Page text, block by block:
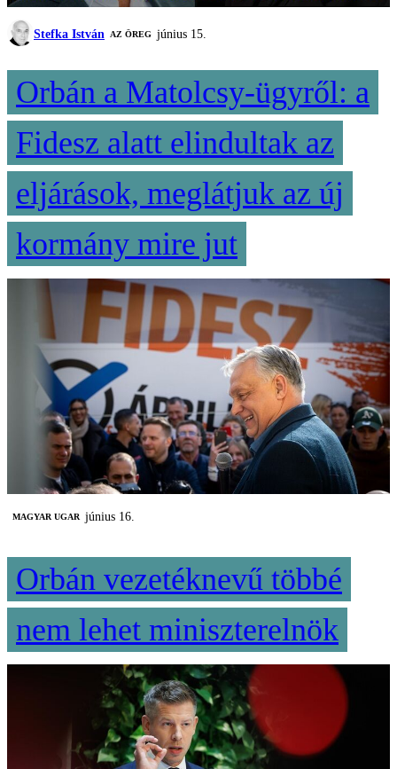
Stefka István AZ ÖREG június 15.
Orbán a Matolcsy-ügyről: a
Fidesz alatt elindultak az
eljárások, meglátjuk az új
kormány mire jut
MAGYAR UGAR június 16.
Orbán vezetéknevű többé
nem lehet miniszterelnök